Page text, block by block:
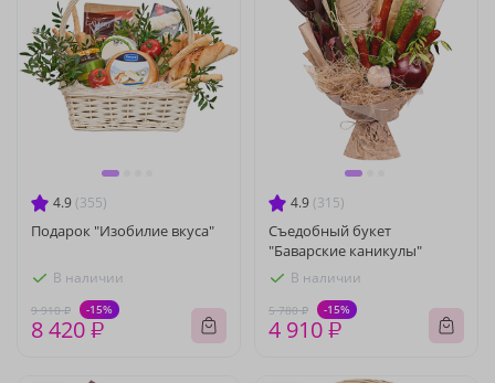
4.9 (355)
Подарок "Изобилие вкуса"
В наличии
9 910 ₽ -15%
8 420 ₽
4.9 (315)
Съедобный букет
"Баварские каникулы"
В наличии
5 780 ₽ -15%
4 910 ₽